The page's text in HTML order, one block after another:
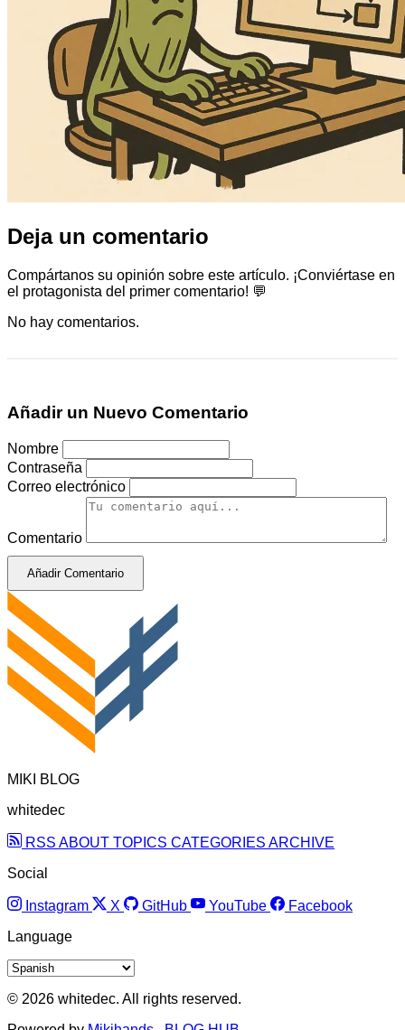
Deja un comentario
Compártanos su opinión sobre este artículo. ¡Conviértase en
el protagonista del primer comentario! 💬
No hay comentarios.
Añadir un Nuevo Comentario
Nombre
Contraseña
Correo electrónico
Comentario
Añadir Comentario
MIKI BLOG
whitedec
RSS ABOUT TOPICS CATEGORIES ARCHIVE
Social
Instagram X GitHub YouTube
Facebook
Language
© 2026 whitedec. All rights reserved.